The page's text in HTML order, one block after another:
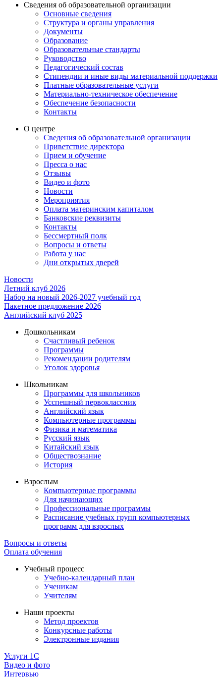
Сведения об образовательной организации
Основные сведения
Структура и органы управления
Документы
Образование
Образовательные стандарты
Руководство
Педагогический состав
Стипендии и иные виды материальной поддержки
Платные образовательные услуги
Материально-техническое обеспечение
Обеспечение безопасности
Контакты
О центре
Сведения об образовательной организации
Приветствие директора
Прием и обучение
Пресса о нас
Отзывы
Видео и фото
Новости
Мероприятия
Оплата материнским капиталом
Банковские реквизиты
Контакты
Бессмертный полк
Вопросы и ответы
Работа у нас
Дни открытых дверей
Новости
Летний клуб 2026
Набор на новый 2026-2027 учебный год
Пакетное предложение 2026
Английский клуб 2025
Дошкольникам
Счастливый ребенок
Программы
Рекомендации родителям
Уголок здоровья
Школьникам
Программы для школьников
Усспешный первоклассник
Английский язык
Компьютерные программы
Физика и математика
Русский язык
Китайский язык
Обществознание
История
Взрослым
Компьютерные программы
Для начинающих
Профессиональные программы
Расписание учебных групп компьютерных
программ для взрослых
Вопросы и ответы
Оплата обучения
Учебный процесс
Учебно-календарный план
Ученикам
Учителям
Наши проекты
Метод проектов
Конкурсные работы
Электронные издания
Услуги 1C
Видео и фото
Интервью